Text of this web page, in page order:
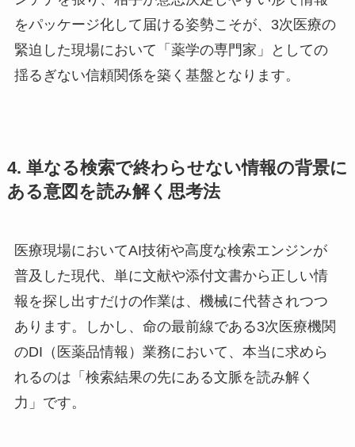
をパッケージ化して届ける姿勢こそが、3次医療の
緊迫した現場において「薬学の専門家」としての
揺るぎない信頼関係を築く基盤となります。
4. 単なる検索で終わらせない情報の背景に
ある意図を読み解く思考法
医療現場においてAI技術や高度な検索エンジンが
普及した現代、単に文献や添付文書から正しい情
報を探し出すだけの作業は、機械に代替されつつ
あります。しかし、命の最前線である3次医療機関
のDI（医薬品情報）業務において、本当に求めら
れるのは「検索結果の先にある文脈を読み解く
力」です。